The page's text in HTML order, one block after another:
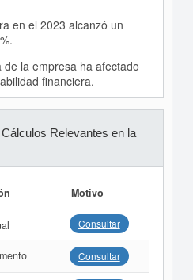
en el 2023 alcanzó un
la empresa ha afectado
financiera.
Relevantes en la
Motivo
Consultar
Consultar